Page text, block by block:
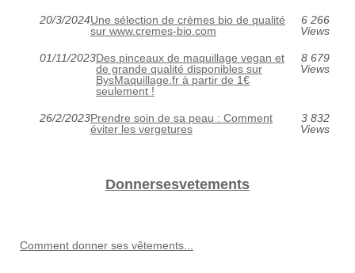
20/3/2024Une sélection de crèmes bio de qualité
sur www.cremes-bio.com
6 266
Views
01/11/2023Des pinceaux de maquillage vegan et
de grande qualité disponibles sur
BysMaquillage.fr à partir de 1€
seulement !
8 679
Views
26/2/2023Prendre soin de sa peau : Comment
éviter les vergetures
3 832
Views
Donnersesvetements
Comment donner ses vêtements...